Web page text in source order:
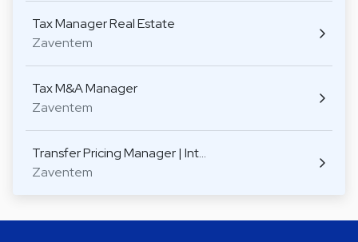
Tax Manager Real Estate
Zaventem
Tax M&A Manager
Zaventem
Transfer Pricing Manager | Int…
Zaventem